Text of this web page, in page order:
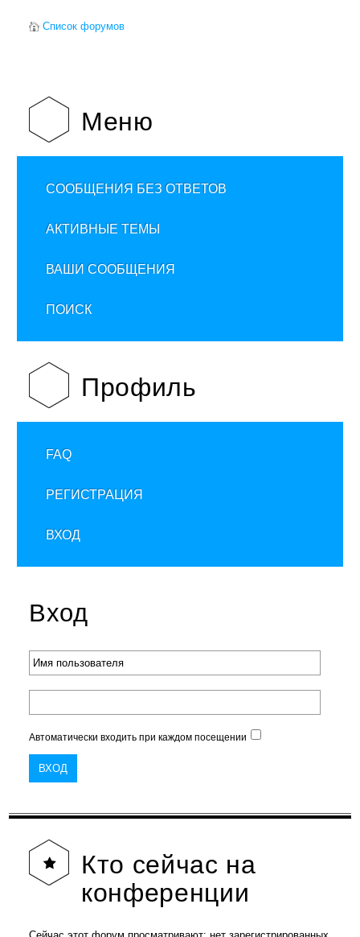
Список форумов
Меню
СООБЩЕНИЯ БЕЗ ОТВЕТОВ
АКТИВНЫЕ ТЕМЫ
ВАШИ СООБЩЕНИЯ
ПОИСК
Профиль
FAQ
РЕГИСТРАЦИЯ
ВХОД
Вход
Автоматически входить при каждом посещении
Кто сейчас на
конференции